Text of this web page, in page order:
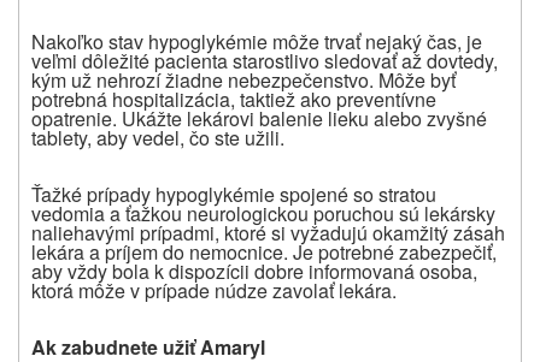
Nakoľko stav hypoglykémie môže trvať nejaký čas, je
veľmi dôležité pacienta starostlivo sledovať až dovtedy,
kým už nehrozí žiadne nebezpečenstvo. Môže byť
potrebná hospitalizácia, taktiež ako preventívne
opatrenie. Ukážte lekárovi balenie lieku alebo zvyšné
tablety, aby vedel, čo ste užili.
Ťažké prípady hypoglykémie spojené so stratou
vedomia a ťažkou neurologickou poruchou sú lekársky
naliehavými prípadmi, ktoré si vyžadujú okamžitý zásah
lekára a príjem do nemocnice. Je potrebné zabezpečiť,
aby vždy bola k dispozícii dobre informovaná osoba,
ktorá môže v prípade núdze zavolať lekára.
Ak zabudnete užiť Amaryl